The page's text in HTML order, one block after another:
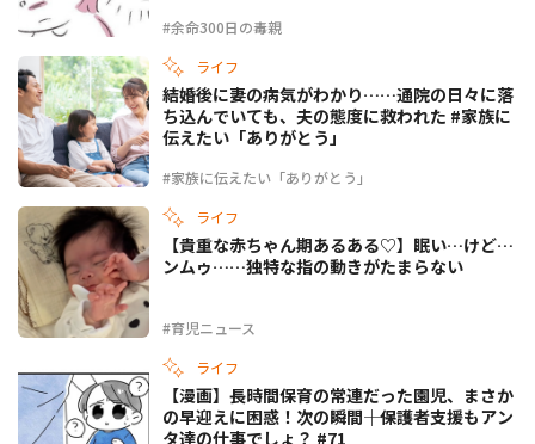
#余命300日の毒親
ライフ
#家族に伝えたい「ありがとう」
結婚後に妻の病気がわかり……通院の日々に落
ち込んでいても、夫の態度に救われた #家族に
伝えたい「ありがとう」
ライフ
#育児ニュース
【貴重な赤ちゃん期あるある♡】眠い…けど…
ンムゥ……独特な指の動きがたまらない
ライフ
【漫画】長時間保育の常連だった園児、まさか
の早迎えに困惑！次の瞬間――｜保護者支援もアン
タ達の仕事でしょ？ #71